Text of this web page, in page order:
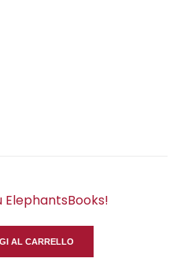
ElephantsBooks!
AL CARRELLO